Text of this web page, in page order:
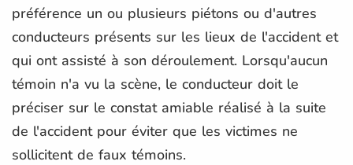
préférence un ou plusieurs piétons ou d'autres
conducteurs présents sur les lieux de l'accident et
qui ont assisté à son déroulement. Lorsqu'aucun
témoin n'a vu la scène, le conducteur doit le
préciser sur le constat amiable réalisé à la suite
de l'accident pour éviter que les victimes ne
sollicitent de faux témoins.